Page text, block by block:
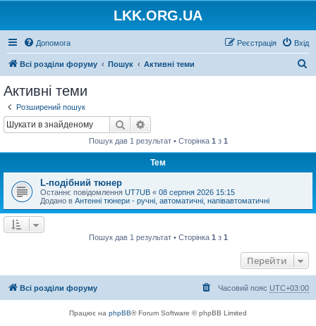
LKK.ORG.UA
Допомога Вхід
Реєстрація
Всі розділи форуму Пошук Активні теми
Активні теми
Розширений пошук
Пошук
Пошук дав 1 результат • Сторінка 1 з 1
Тем
L-подібний тюнер
Останнє повідомлення UT7UB « 08 серпня 2026 15:15
Додано в Антенні тюнери - ручні, автоматичні, напівавтоматичні
Пошук дав 1 результат • Сторінка 1 з 1
Перейти
Всі розділи форуму Часовий пояс UTC+03:00
Працює на phpBB® Forum Software © phpBB Limited